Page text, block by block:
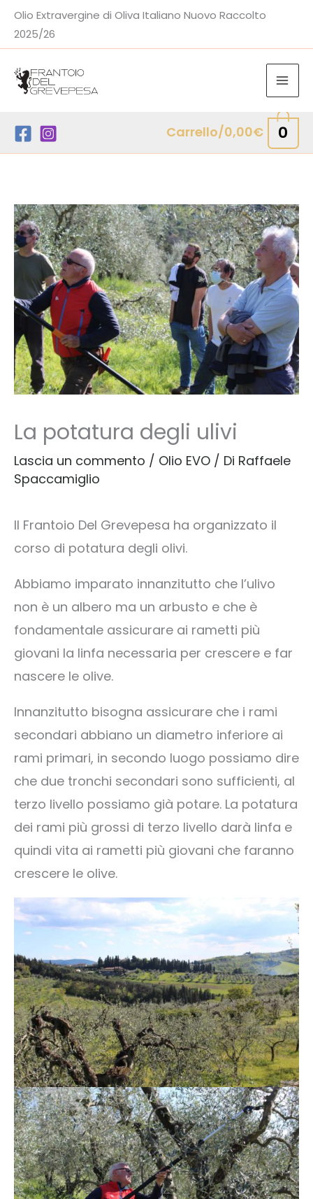
VaiOlio Extravergine di Oliva Italiano Nuovo Raccolto
2025/26
Carrello/0,00€ 0
La potatura degli ulivi
Lascia un commento / Olio EVO / Di Raffaele
Spaccamiglio
Il Frantoio Del Grevepesa ha organizzato il
corso di potatura degli olivi.
Abbiamo imparato innanzitutto che l’ulivo
non è un albero ma un arbusto e che è
fondamentale assicurare ai rametti più
giovani la linfa necessaria per crescere e far
nascere le olive.
Innanzitutto bisogna assicurare che i rami
secondari abbiano un diametro inferiore ai
rami primari, in secondo luogo possiamo dire
che due tronchi secondari sono sufficienti, al
terzo livello possiamo già potare. La potatura
dei rami più grossi di terzo livello darà linfa e
quindi vita ai rametti più giovani che faranno
crescere le olive.